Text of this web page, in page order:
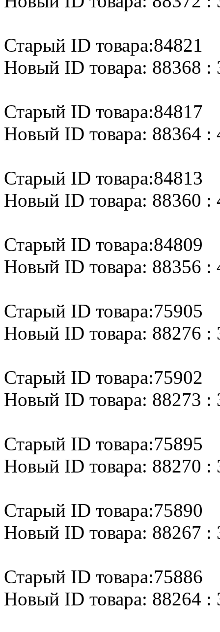
Старый ID товара:84821
Новый ID товара: 88368 :
Старый ID товара:84817
Новый ID товара: 88364 :
Старый ID товара:84813
Новый ID товара: 88360 :
Старый ID товара:84809
Новый ID товара: 88356 :
Старый ID товара:75905
Новый ID товара: 88276 :
Старый ID товара:75902
Новый ID товара: 88273 :
Старый ID товара:75895
Новый ID товара: 88270 :
Старый ID товара:75890
Новый ID товара: 88267 :
Старый ID товара:75886
Новый ID товара: 88264 :